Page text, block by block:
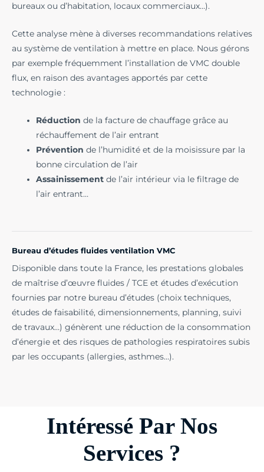
bureaux ou d’habitation, locaux commerciaux…).
Cette analyse mène à diverses recommandations relatives
au système de ventilation à mettre en place. Nous gérons
par exemple fréquemment l’installation de VMC double
flux, en raison des avantages apportés par cette
technologie :
Réduction de la facture de chauffage grâce au
réchauffement de l’air entrant
Prévention de l’humidité et de la moisissure par la
bonne circulation de l’air
Assainissement de l’air intérieur via le filtrage de
l’air entrant…
Bureau d’études fluides ventilation VMC
Disponible dans toute la France, les prestations globales
de maîtrise d’œuvre fluides / TCE et études d’exécution
fournies par notre bureau d’études (choix techniques,
études de faisabilité, dimensionnements, planning, suivi
de travaux…) génèrent une réduction de la consommation
d’énergie et des risques de pathologies respiratoires subis
par les occupants (allergies, asthmes…).
Intéressé Par Nos
Services ?